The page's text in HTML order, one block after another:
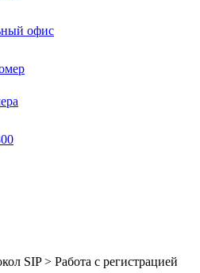
офис
SIP > Работа с регистрацией